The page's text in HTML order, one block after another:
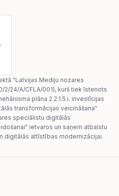
"Latvijas Mediju nozares
2/24/A/CFLA/001), kurš tiek īstenots
plāna 2.2.1.5.i. investīcijas
transformācijas veicināšana"
speciālistu digitālās
ietvaros un saņem atbalstu
digitālās attīstības modernizācijai.